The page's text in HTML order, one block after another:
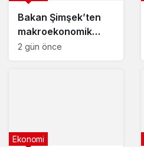
Bakan Şimşek’ten
makroekonomik
istikrar açıklaması
2 gün önce
Ekonomi